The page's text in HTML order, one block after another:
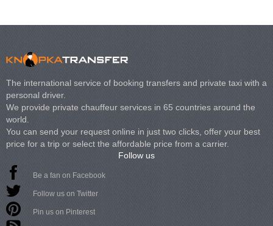
The international service of booking transfers and private taxi with a
personal driver.
We provide private chauffeur services in 65 countries around the
world.
You can send your request online in just two clicks, offer your best
price for a trip or select the affordable price from a carrier.
Follow us
Be a fan on Facebook
Follow us on Twitter
Pin us on Pinterest